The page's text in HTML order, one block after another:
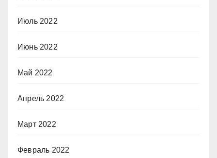
Июль 2022
Июнь 2022
Май 2022
Апрель 2022
Март 2022
Февраль 2022